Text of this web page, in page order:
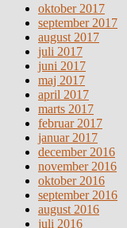
oktober 2017
september 2017
august 2017
juli 2017
juni 2017
maj 2017
april 2017
marts 2017
februar 2017
januar 2017
december 2016
november 2016
oktober 2016
september 2016
august 2016
juli 2016